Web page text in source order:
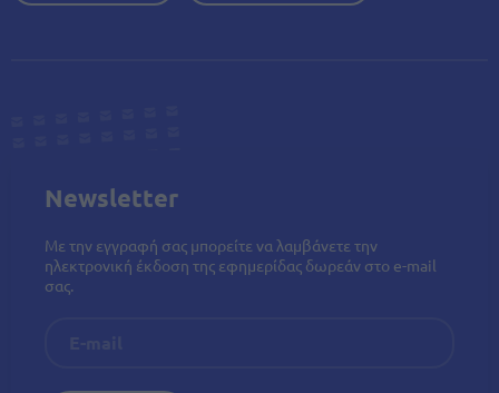
Newsletter
Με την εγγραφή σας μπορείτε να λαμβάνετε την
ηλεκτρονική έκδοση της εφημερίδας δωρεάν στο e-mail
σας.